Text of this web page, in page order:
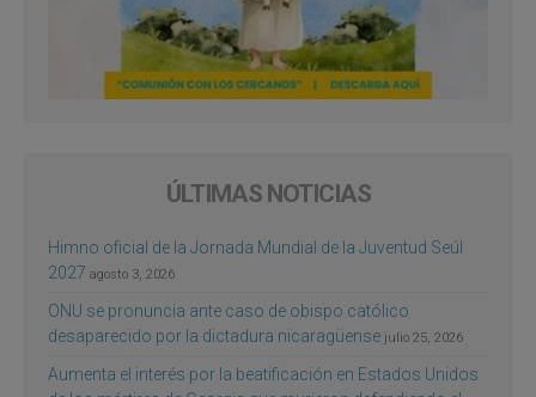
ÚLTIMAS NOTICIAS
Himno oficial de la Jornada Mundial de la Juventud Seúl
2027 agosto 3, 2026
ONU se pronuncia ante caso de obispo católico
desaparecido por la dictadura nicaragüense julio 25, 2026
Aumenta el interés por la beatificación en Estados Unidos